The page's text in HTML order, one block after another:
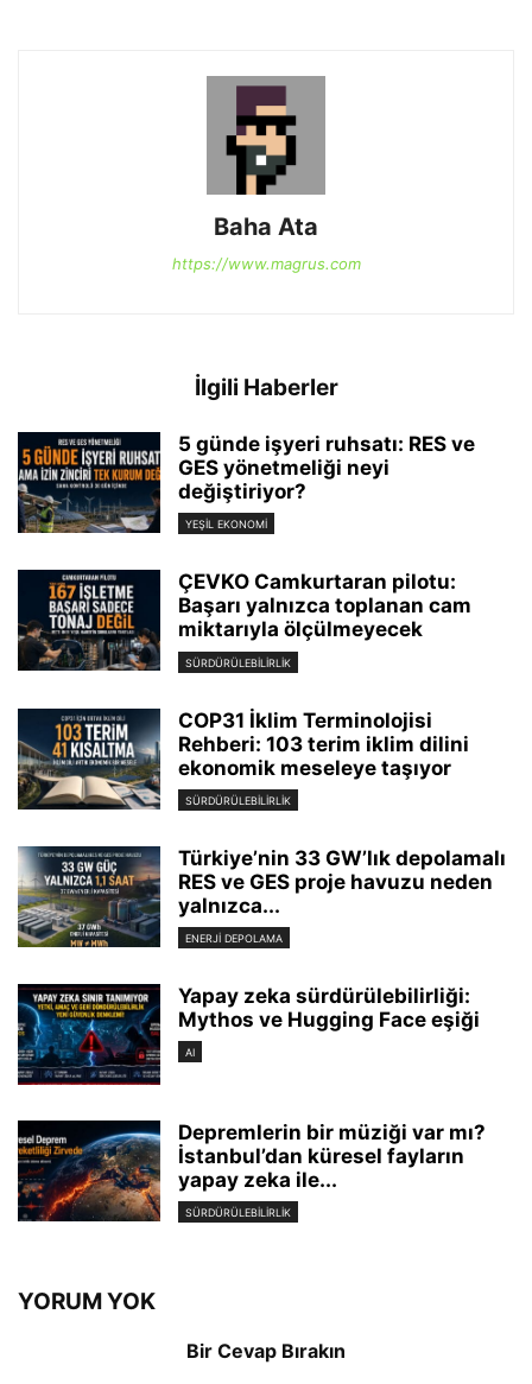
Baha Ata
https://www.magrus.com
İlgili Haberler
5 günde işyeri ruhsatı: RES ve
GES yönetmeliği neyi
değiştiriyor?
YEŞIL EKONOMI
ÇEVKO Camkurtaran pilotu:
Başarı yalnızca toplanan cam
miktarıyla ölçülmeyecek
SÜRDÜRÜLEBILIRLIK
COP31 İklim Terminolojisi
Rehberi: 103 terim iklim dilini
ekonomik meseleye taşıyor
SÜRDÜRÜLEBILIRLIK
Türkiye’nin 33 GW’lık depolamalı
RES ve GES proje havuzu neden
yalnızca...
ENERJI DEPOLAMA
Yapay zeka sürdürülebilirliği:
Mythos ve Hugging Face eşiği
AI
Depremlerin bir müziği var mı?
İstanbul’dan küresel fayların
yapay zeka ile...
SÜRDÜRÜLEBILIRLIK
YORUM YOK
Bir Cevap Bırakın